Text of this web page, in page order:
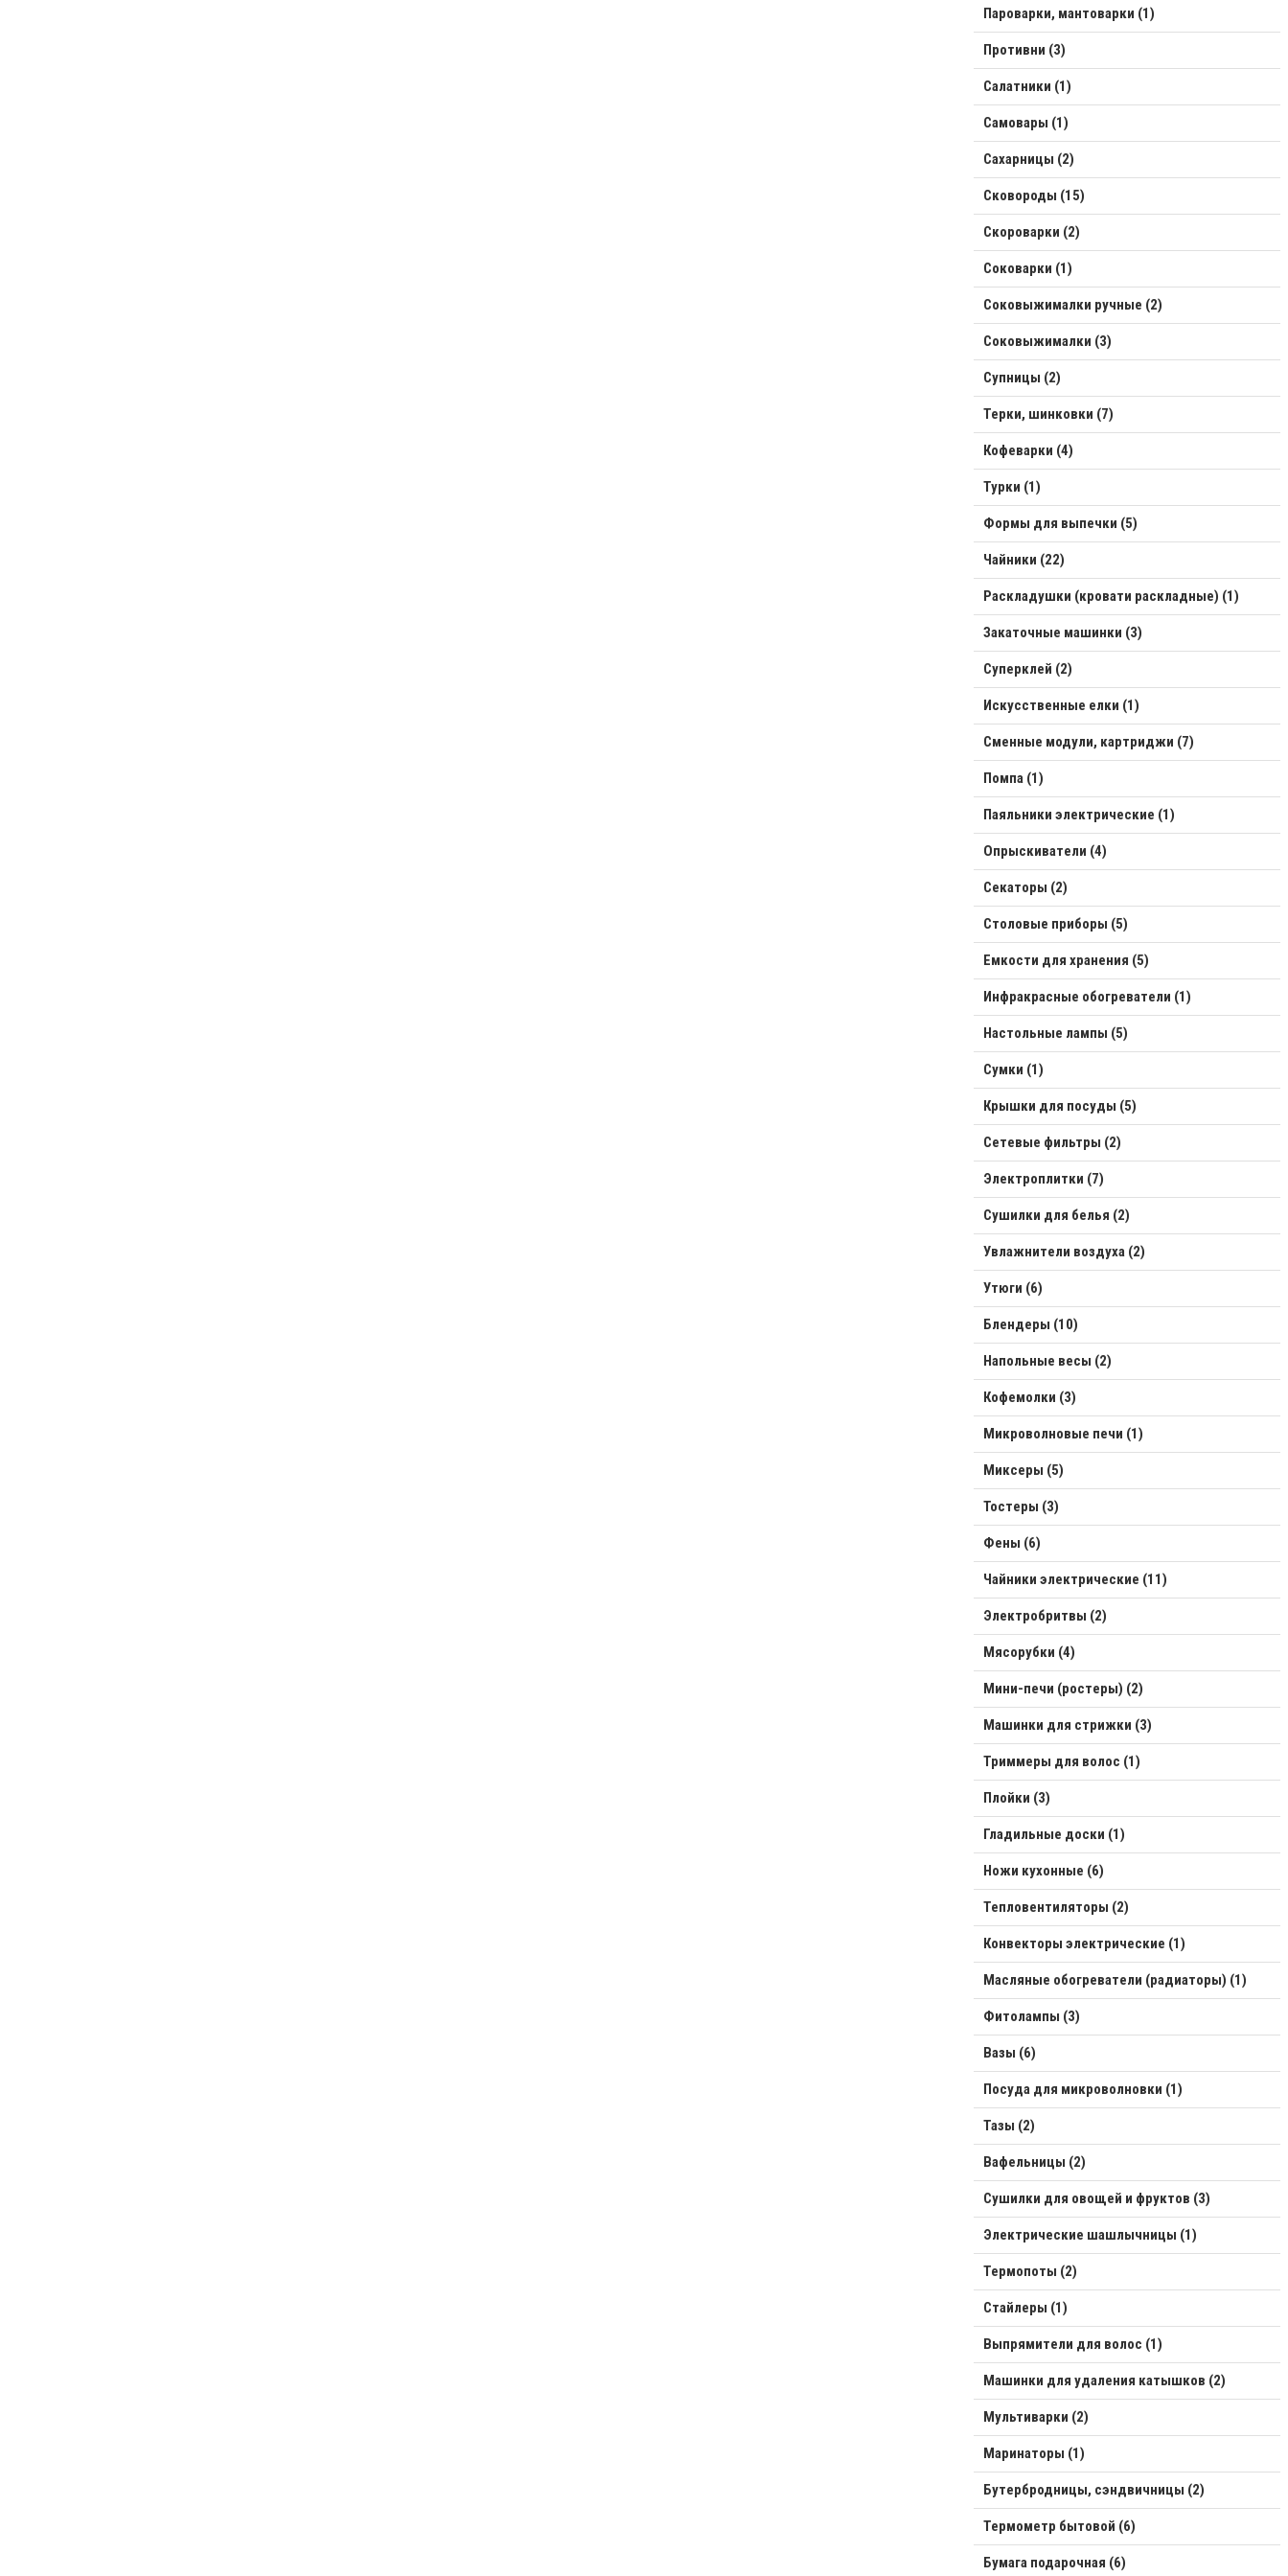
Пароварки, мантоварки (1)
Противни (3)
Салатники (1)
Самовары (1)
Сахарницы (2)
Сковороды (15)
Скороварки (2)
Соковарки (1)
Соковыжималки ручные (2)
Соковыжималки (3)
Супницы (2)
Терки, шинковки (7)
Кофеварки (4)
Турки (1)
Формы для выпечки (5)
Чайники (22)
Раскладушки (кровати раскладные) (1)
Закаточные машинки (3)
Суперклей (2)
Искусственные елки (1)
Сменные модули, картриджи (7)
Помпа (1)
Паяльники электрические (1)
Опрыскиватели (4)
Секаторы (2)
Столовые приборы (5)
Емкости для хранения (5)
Инфракрасные обогреватели (1)
Настольные лампы (5)
Сумки (1)
Крышки для посуды (5)
Сетевые фильтры (2)
Электроплитки (7)
Сушилки для белья (2)
Увлажнители воздуха (2)
Утюги (6)
Блендеры (10)
Напольные весы (2)
Кофемолки (3)
Микроволновые печи (1)
Миксеры (5)
Тостеры (3)
Фены (6)
Чайники электрические (11)
Электробритвы (2)
Мясорубки (4)
Мини-печи (ростеры) (2)
Машинки для стрижки (3)
Триммеры для волос (1)
Плойки (3)
Гладильные доски (1)
Ножи кухонные (6)
Тепловентиляторы (2)
Конвекторы электрические (1)
Масляные обогреватели (радиаторы) (1)
Фитолампы (3)
Вазы (6)
Посуда для микроволновки (1)
Тазы (2)
Вафельницы (2)
Сушилки для овощей и фруктов (3)
Электрические шашлычницы (1)
Термопоты (2)
Стайлеры (1)
Выпрямители для волос (1)
Машинки для удаления катышков (2)
Мультиварки (2)
Маринаторы (1)
Бутербродницы, сэндвичницы (2)
Термометр бытовой (6)
Бумага подарочная (6)